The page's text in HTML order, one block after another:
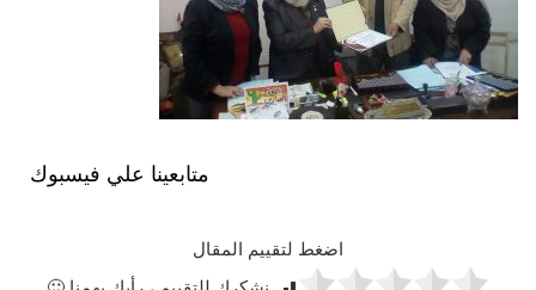
متابعينا علي فيسبوك
اضغط لتقييم المقال